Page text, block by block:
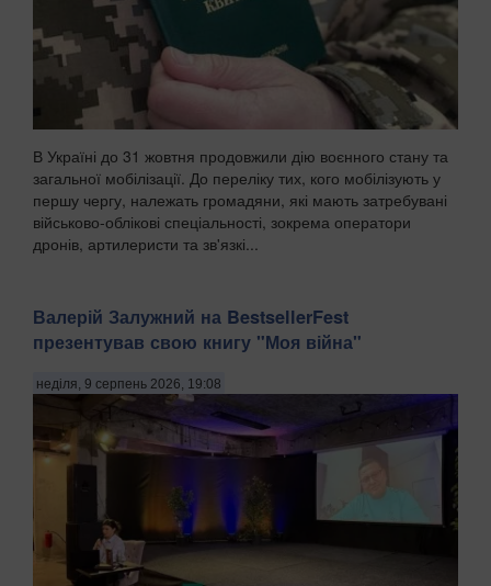
В Україні до 31 жовтня продовжили дію воєнного стану та
загальної мобілізації. До переліку тих, кого мобілізують у
першу чергу, належать громадяни, які мають затребувані
військово-облікові спеціальності, зокрема оператори
дронів, артилеристи та зв'язкі...
Валерій Залужний на BestsellerFest
презентував свою книгу "Моя війна"
неділя, 9 серпень 2026, 19:08